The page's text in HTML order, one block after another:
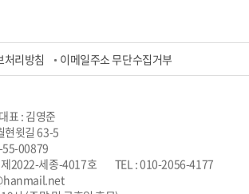
처리방침 이메일주소 무단수집거부
대표 : 김영준
현윗길 63-5
55-00879
2022-세종-4017호
TEL : 010-2056-4177